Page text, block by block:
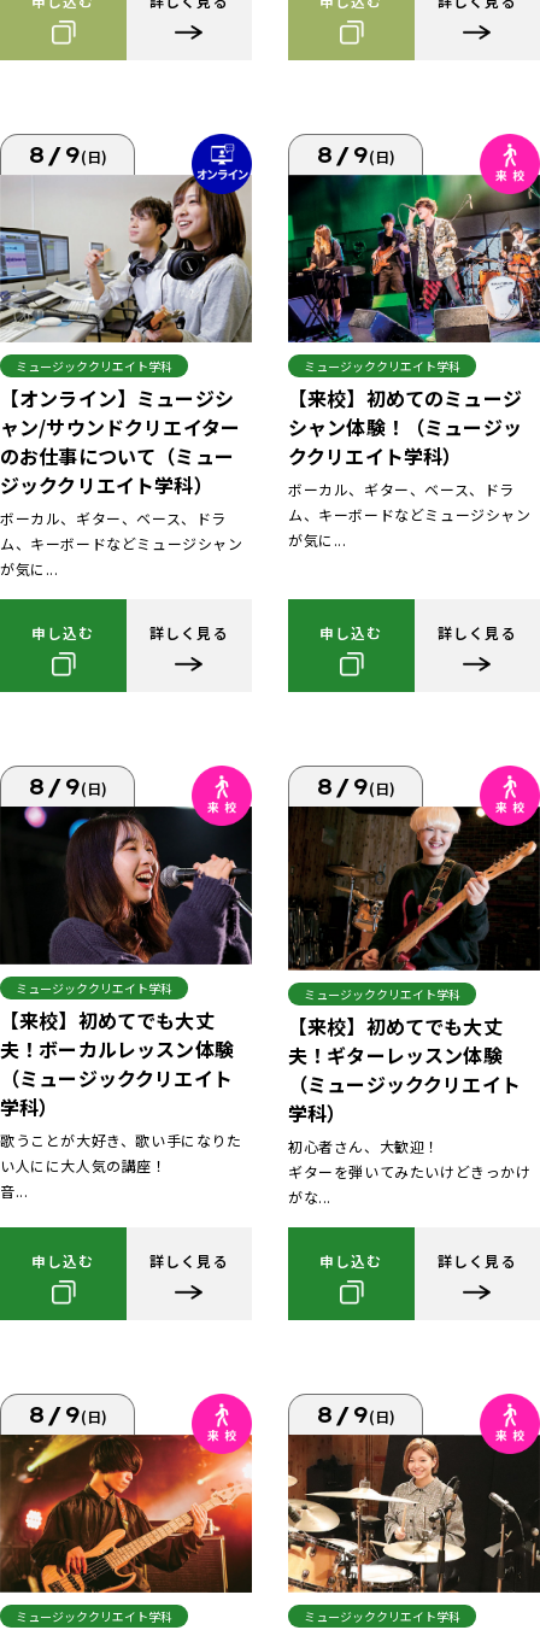
8/9(日)
ミュージッククリエイト学科
【オンライン】ミュージシ
ャン/サウンドクリエイター
のお仕事について（ミュー
ジッククリエイト学科）
ボーカル、ギター、ベース、ドラ
ム、キーボードなどミュージシャン
が気に...
申し込む 詳しく見る
8/9(日)
ミュージッククリエイト学科
【来校】初めてのミュージ
シャン体験！（ミュージッ
ククリエイト学科）
ボーカル、ギター、ベース、ドラ
ム、キーボードなどミュージシャン
が気に...
申し込む 詳しく見る
8/9(日)
ミュージッククリエイト学科
【来校】初めてでも大丈
夫！ボーカルレッスン体験
（ミュージッククリエイト
学科）
歌うことが大好き、歌い手になりた
い人にに大人気の講座！
音...
申し込む 詳しく見る
8/9(日)
ミュージッククリエイト学科
【来校】初めてでも大丈
夫！ギターレッスン体験
（ミュージッククリエイト
学科）
初心者さん、大歓迎！
ギターを弾いてみたいけどきっかけ
がな...
申し込む 詳しく見る
8/9(日)
ミュージッククリエイト学科
8/9(日)
ミュージッククリエイト学科